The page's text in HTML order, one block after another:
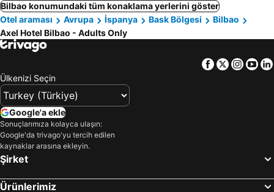
Bilbao konumundaki tüm konaklama yerlerini göster
Otel araması
Avrupa İspanya Bask Bölgesi
Bilbao
Axel Hotel Bilbao - Adults Only
Facebook
Twitter
Ülkenizi Seçin
Google'a ekle
Sonuçlarımıza kolayca ulaşın:
Google'da trivago'yu tercih edilen
kaynaklar arasına ekleyin.
Şirket
Ürünlerimiz